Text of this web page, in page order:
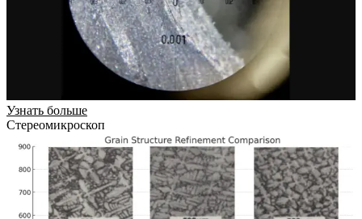
Узнать больше
Стереомикроскоп